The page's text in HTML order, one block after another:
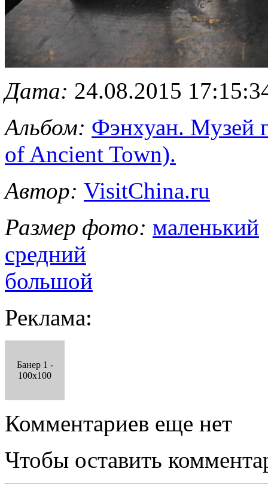
Дата: 24.08.2015
Альбом: Фэнхуан. Музей
of Ancient Town).
Автор: VisitChina.ru
Размер фото: маленький
средний
большой
Реклама:
Банер 1 -
100x100
Комментариев еще нет
Чтобы оставить